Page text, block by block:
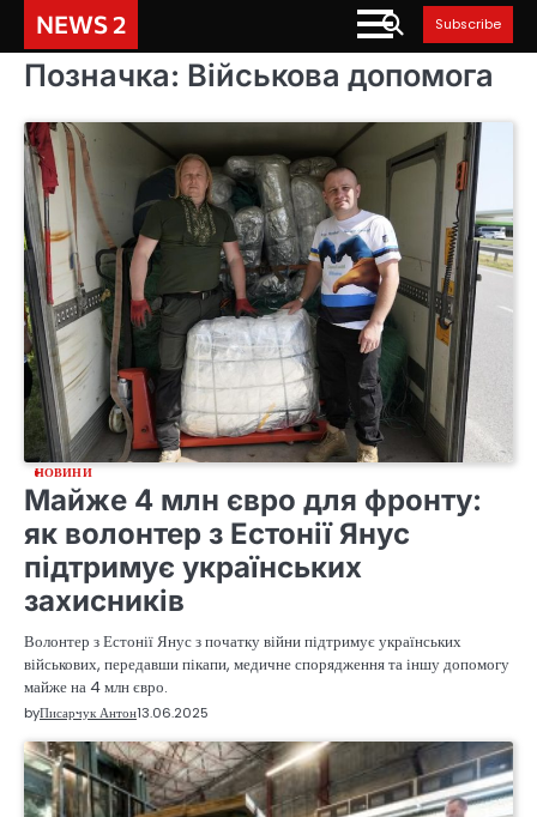
content
NEWS 2 Subscribe
Позначка: Військова допомога
НОВИНИ
Майже 4 млн євро для фронту:
як волонтер з Естонії Янус
підтримує українських
захисників
Волонтер з Естонії Янус з початку війни підтримує українських
військових, передавши пікапи, медичне спорядження та іншу допомогу
майже на 4 млн євро.
byПисарчук Антон13.06.2025